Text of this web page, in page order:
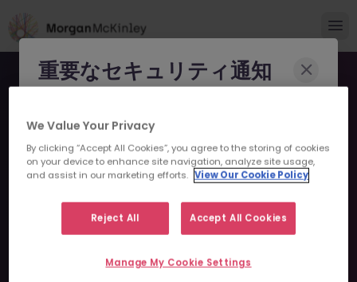
申し訳ございません。こちら
の求人の掲載は終了しまし
た。
重要なセキュリティ通知
になりすまし、求職者を詐欺に巻き込もうとする
事例が報告されています。
偽のウェブサイトやドメイ
（例： morganmckinleyjob.com、
morganmckinleyhire.com
）を使用し、虚偽の
で、WhatsApp などのメッセージアプリを通じ
We Value Your Privacy
By clicking “Accept All Cookies”, you agree to the storing of cookies
on your device to enhance site navigation, analyze site usage,
and assist in our marketing efforts. View Our Cookie Policy
Reject All Accept All Cookies
Manage My Cookie Settings